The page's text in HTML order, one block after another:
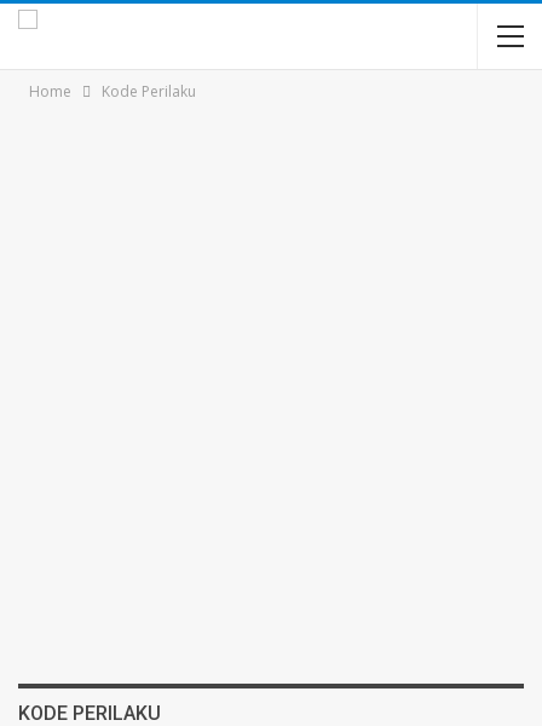
Home Kode Perilaku
KODE PERILAKU